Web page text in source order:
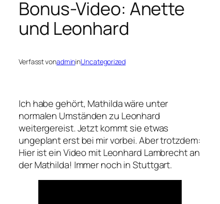
Bonus-Video: Anette
und Leonhard
Verfasst vonadmininUncategorized
Ich habe gehört, Mathilda wäre unter
normalen Umständen zu Leonhard
weitergereist. Jetzt kommt sie etwas
ungeplant erst bei mir vorbei. Aber trotzdem:
Hier ist ein Video mit Leonhard Lambrecht an
der Mathilda! Immer noch in Stuttgart.